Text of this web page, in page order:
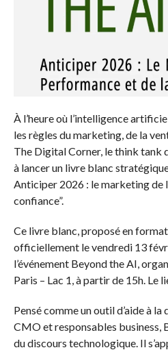
À l’heure où l’intelligence
les règles du marketing, de la
The Digital Corner, le think tank
à lancer un livre blanc
Anticiper 2026 : le marketing de
confiance”.
Ce livre blanc, proposé en
officiellement le vendredi 13
l’événement Beyond the AI,
Paris – Lac 1, à partir de 15h. Le
Pensé comme un outil d’aide à
CMO et responsables business,
du discours technologique. Il